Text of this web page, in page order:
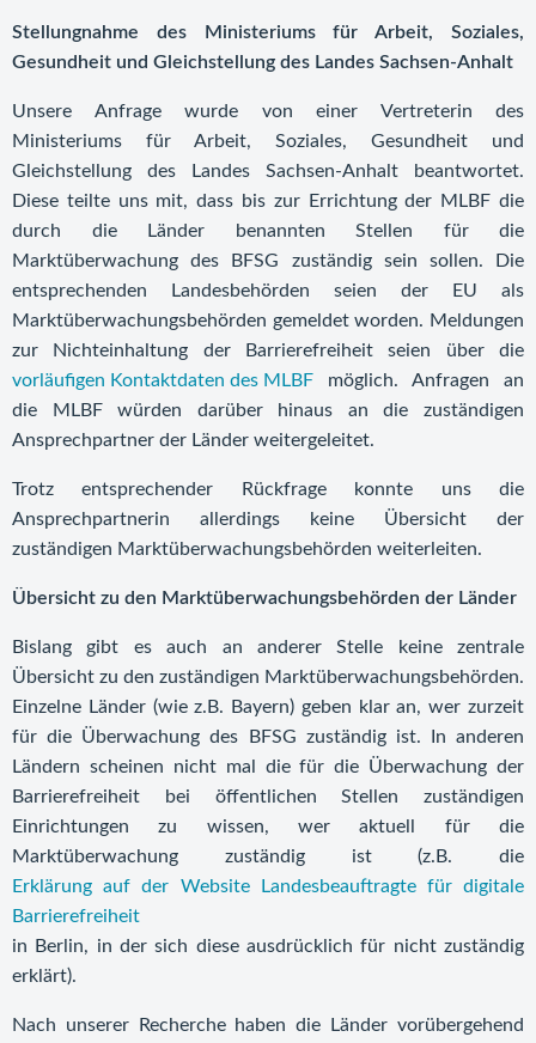
Stellungnahme des Ministeriums für Arbeit, Soziales,
Gesundheit und Gleichstellung des Landes Sachsen-Anhalt
Unsere Anfrage wurde von einer Vertreterin des
Ministeriums für Arbeit, Soziales, Gesundheit und
Gleichstellung des Landes Sachsen-Anhalt beantwortet.
Diese teilte uns mit, dass bis zur Errichtung der MLBF die
durch die Länder benannten Stellen für die
Marktüberwachung des BFSG zuständig sein sollen. Die
entsprechenden Landesbehörden seien der EU als
Marktüberwachungsbehörden gemeldet worden. Meldungen
zur Nichteinhaltung der Barrierefreiheit seien über die
vorläufigen Kontaktdaten des MLBF möglich. Anfragen an
die MLBF würden darüber hinaus an die zuständigen
Ansprechpartner der Länder weitergeleitet.
Trotz entsprechender Rückfrage konnte uns die
Ansprechpartnerin allerdings keine Übersicht der
zuständigen Marktüberwachungsbehörden weiterleiten.
Übersicht zu den Marktüberwachungsbehörden der Länder
Bislang gibt es auch an anderer Stelle keine zentrale
Übersicht zu den zuständigen Marktüberwachungsbehörden.
Einzelne Länder (wie z.B. Bayern) geben klar an, wer zurzeit
für die Überwachung des BFSG zuständig ist. In anderen
Ländern scheinen nicht mal die für die Überwachung der
Barrierefreiheit bei öffentlichen Stellen zuständigen
Einrichtungen zu wissen, wer aktuell für die
Marktüberwachung zuständig ist (z.B. die
Erklärung auf der Website Landesbeauftragte für digitale
Barrierefreiheit
in Berlin, in der sich diese ausdrücklich für nicht zuständig
erklärt).
Nach unserer Recherche haben die Länder vorübergehend